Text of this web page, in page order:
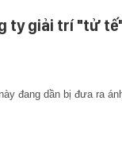
ty giải trí "tử
đang dần bị đưa ra